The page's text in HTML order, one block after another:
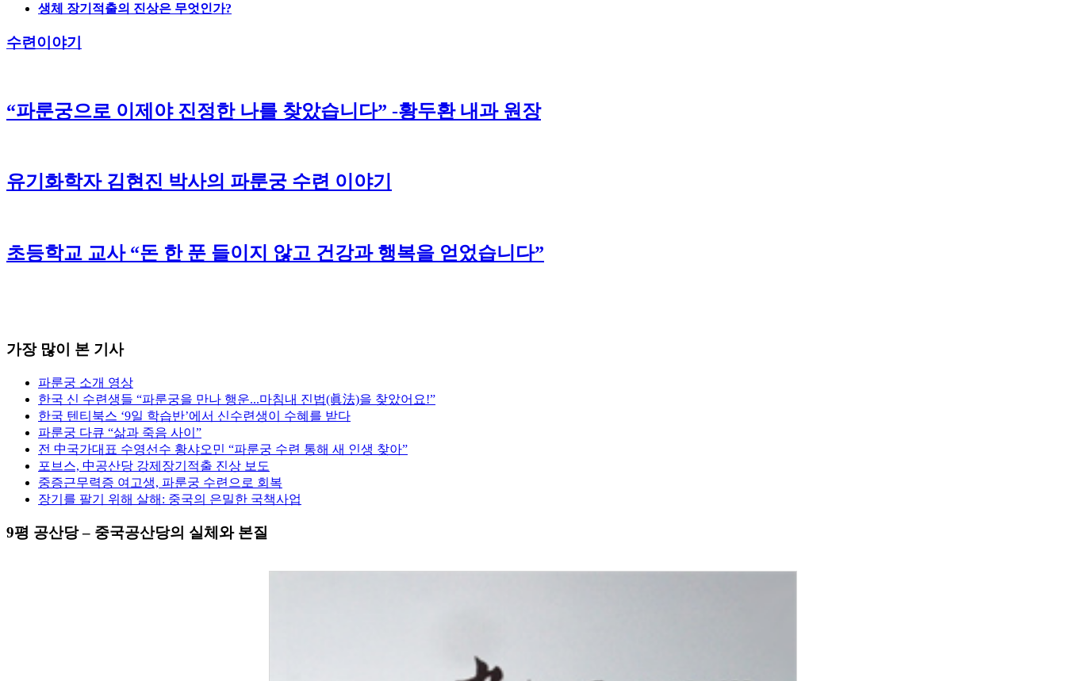
생체 장기적출의 진상은 무엇인가?
수련이야기
“파룬궁으로 이제야 진정한 나를 찾았습니다” -황두환 내과 원장
유기화학자 김현진 박사의 파룬궁 수련 이야기
초등학교 교사 “돈 한 푼 들이지 않고 건강과 행복을 얻었습니다”
가장 많이 본 기사
파룬궁 소개 영상
한국 신 수련생들 “파룬궁을 만나 행운...마침내 진법(眞法)을 찾았어요!”
한국 텐티북스 ‘9일 학습반’에서 신수련생이 수혜를 받다
파룬궁 다큐 “삶과 죽음 사이”
전 中국가대표 수영선수 황샤오민 “파룬궁 수련 통해 새 인생 찾아”
포브스, 中공산당 강제장기적출 진상 보도
중증근무력증 여고생, 파룬궁 수련으로 회복
장기를 팔기 위해 살해: 중국의 은밀한 국책사업
9평 공산당 – 중국공산당의 실체와 본질